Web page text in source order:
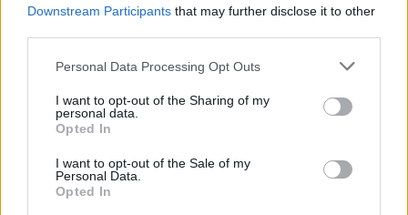
Downstream Participants that may further disclose it to other
Personal Data Processing Opt Outs
I want to opt-out of the Sharing of my
personal data.
Opted In
I want to opt-out of the Sale of my
Personal Data.
Opted In